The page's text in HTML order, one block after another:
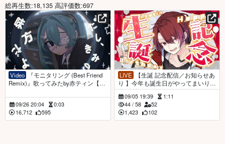
総再生数:18,135 高評価数:697
Video
Remix)』歌ってみたby赤ティン【co
09/26 20:04
0:03
16,712
595
LIVE
り 】今年も誕生日がやってまいりま
した【 のなめぷろだくしょん／赤テ
ィン 】
09/05 19:39
1:11
44 /58
52
1,423
102